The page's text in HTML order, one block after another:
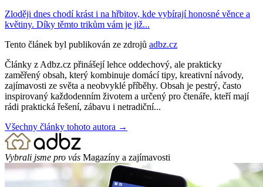
Zloději dnes chodí krást i na hřbitov, kde vybírají honosné věnce a
květiny. Díky těmto trikům vám je již...
Tento článek byl publikován ze zdrojů adbz.cz
Články z Adbz.cz přinášejí lehce oddechový, ale prakticky
zaměřený obsah, který kombinuje domácí tipy, kreativní návody,
zajímavosti ze světa a neobvyklé příběhy. Obsah je pestrý, často
inspirovaný každodenním životem a určený pro čtenáře, kteří mají
rádi praktická řešení, zábavu i netradiční...
Všechny články tohoto autora →
Vybrali jsme pro vás Magazíny a zajímavosti